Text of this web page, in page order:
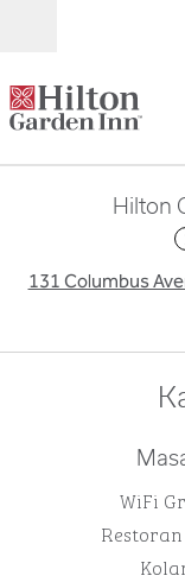
Hilton
131 Columbus
WiFi